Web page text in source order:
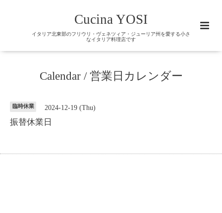
Cucina YOSI
イタリア北東部のフリウリ・ヴェネツィア・ジューリア州を愛する小さ
なイタリア料理店です
Calendar / 営業日カレンダー
臨時休業 2024-12-19 (Thu)
振替休業日